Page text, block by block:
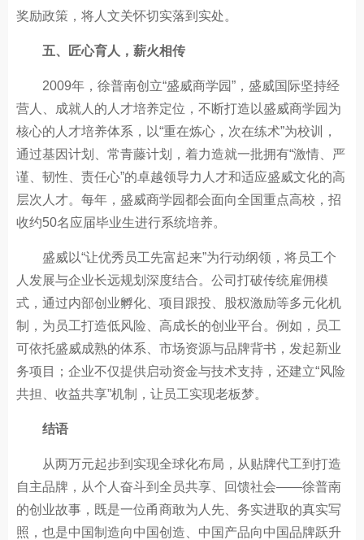
奖励政策，将人文关怀切实落到实处。
五、匠心育人，薪火相传
2009年，徐普南创立“盛威商学园”，盛威国际坚持经
营人、成就人的人才培养定位，不断打造以盛威商学园为
核心的人才培养体系，以“重在炼心，次在练术”为校训，
通过基因计划、常青藤计划，着力造就一批拥有“激情、严
谨、韧性、责任心”的卓越领导力人才和适应盛威文化的高
层次人才。每年，盛威商学园都会面向全国重点高校，招
收约50名应届毕业生进行系统培养。
盛威以“让优秀员工先富起来”为行动纲领，将员工个
人发展与企业长远规划深度结合。公司打破传统雇佣模
式，通过内部创业孵化、项目跟投、股权激励等多元化机
制，为员工打造低风险、高成长的创业平台。例如，员工
可依托盛威成熟的体系、市场资源与品牌背书，发起新业
务项目；企业不仅提供启动资金与技术支持，还建立“风险
共担、收益共享”机制，让员工实现老板梦。
结语
从两万元起步到实现全球化布局，从贴牌代工到打造
自主品牌，从个人奋斗到全员共享、回馈社会——徐普南
的创业故事，既是一位甬商敢为人先、务实进取的真实写
照，也是中国制造向中国创造、中国产品向中国品牌跃升